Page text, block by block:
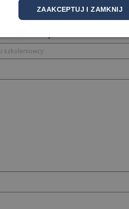
ZAAKCEPTUJ I ZAMKNIJ